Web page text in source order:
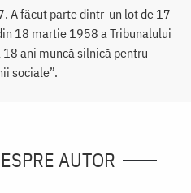
A făcut parte dintr-un lot de 17
18 martie 1958 a Tribunalului
ani muncă silnică pentru
sociale”.
AUTOR